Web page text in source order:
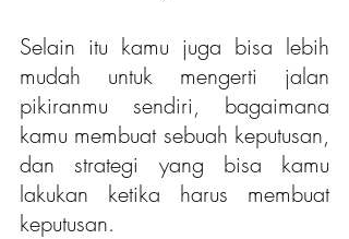
Selain itu kamu juga bisa lebih
mudah untuk mengerti jalan
pikiranmu sendiri, bagaimana
kamu membuat sebuah keputusan,
dan strategi yang bisa kamu
lakukan ketika harus membuat
keputusan.